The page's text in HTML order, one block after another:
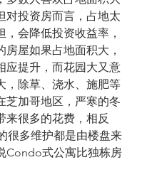
对投资房而言，占地太
，会降低投资收益率，
房屋如果占地面积大，
应提升，而花园大又意
，除草、浇水、施肥等
芝加哥地区，严寒的冬
来很多的花费，相反
很多维护都是由楼盘来
Condo式公寓比独栋房